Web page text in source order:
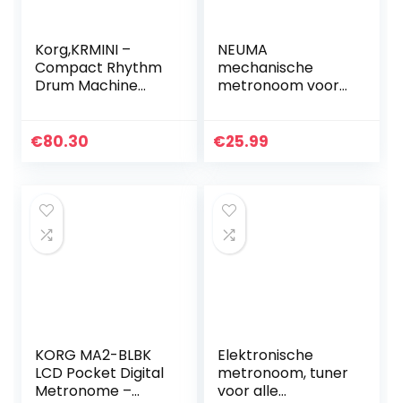
Korg,KRMINI –
Compact Rhythm
Drum Machine
€80.30
NEUMA
mechanische
metronoom voor
en tempo met luid
€25.99
KORG MA2-BLBK
LCD Pocket Digital
Metronome –
Elektronische
metronoom, tuner
voor alle